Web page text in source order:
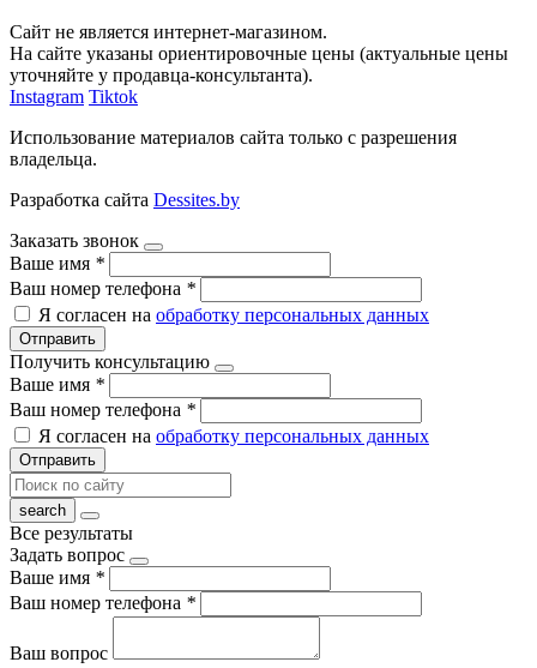
Сайт не является интернет-магазином.
На сайте указаны ориентировочные цены (актуальные цены
уточняйте у продавца-консультанта).
Instagram Tiktok
Использование материалов сайта только с разрешения
владельца.
Разработка сайта Dessites.by
Заказать звонок
Ваше имя *
Ваш номер телефона *
Я согласен на обработку персональных данных
Отправить
Получить консультацию
Ваше имя *
Ваш номер телефона *
Я согласен на обработку персональных данных
Отправить
Все результаты
Задать вопрос
Ваше имя *
Ваш номер телефона *
Ваш вопрос